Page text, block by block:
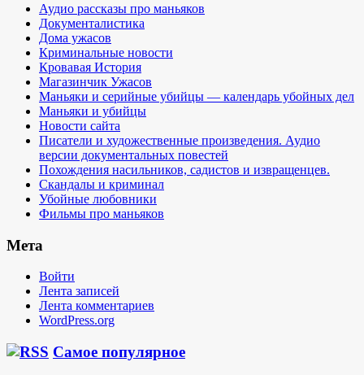
Аудио рассказы про маньяков
Документалистика
Дома ужасов
Криминальные новости
Кровавая История
Магазинчик Ужасов
Маньяки и серийные убийцы — календарь убойных дел
Маньяки и убийцы
Новости сайта
Писатели и художественные произведения. Аудио
версии документальных повестей
Похождения насильников, садистов и извращенцев.
Скандалы и криминал
Убойные любовники
Фильмы про маньяков
Мета
Войти
Лента записей
Лента комментариев
WordPress.org
Самое популярное